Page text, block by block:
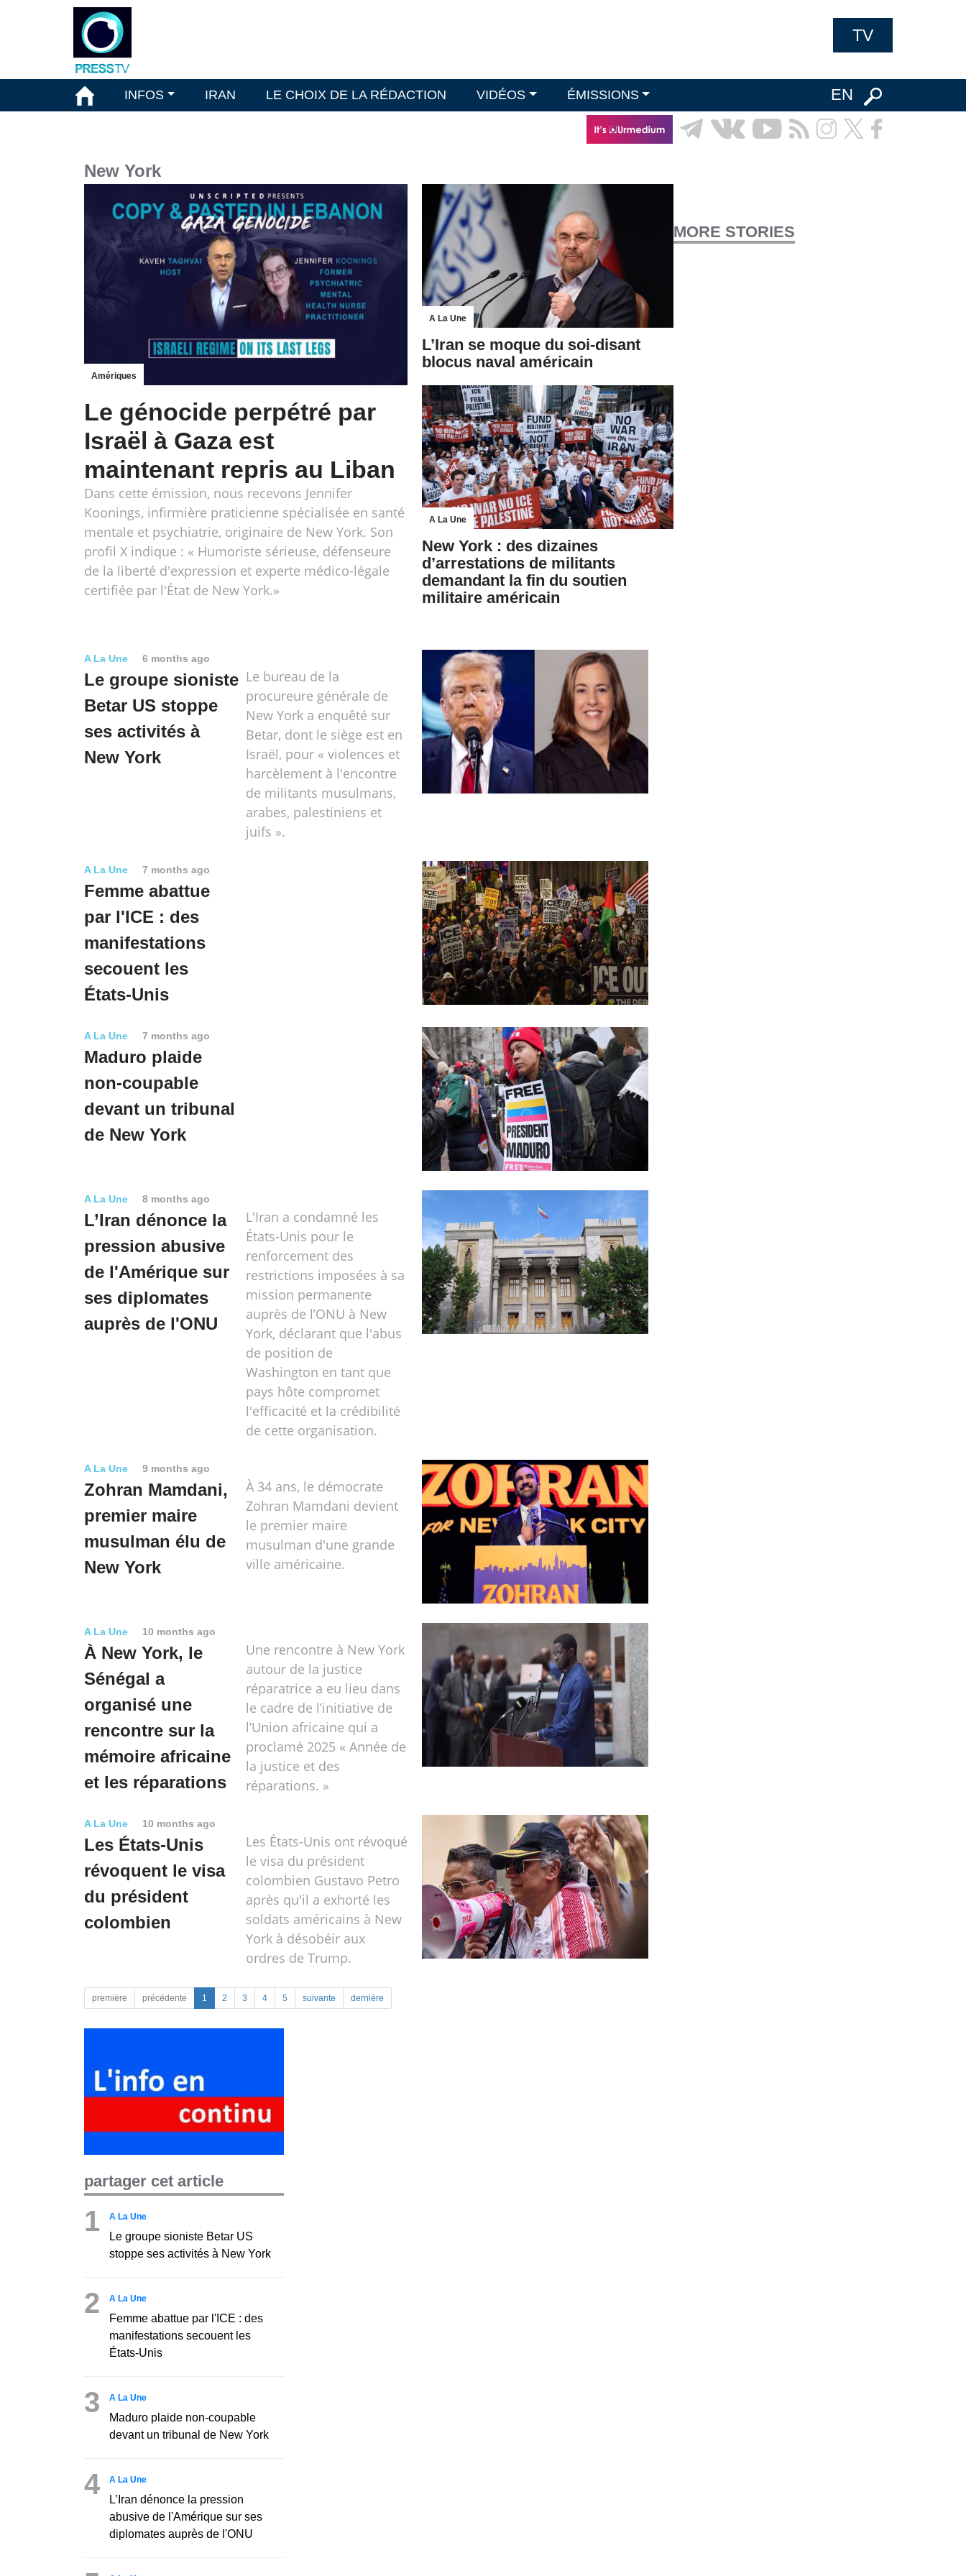
TV
INFOS IRAN LE CHOIX DE LA RÉDACTION VIDÉOS ÉMISSIONS EN
New York
Amériques
Le génocide perpétré par
Israël à Gaza est
maintenant repris au Liban
Dans cette émission, nous recevons Jennifer
Koonings, infirmière praticienne spécialisée en santé
mentale et psychiatrie, originaire de New York. Son
profil X indique : « Humoriste sérieuse, défenseure
de la liberté d'expression et experte médico-légale
certifiée par l'État de New York.»
A La Une
L’Iran se moque du soi-disant
blocus naval américain
A La Une
New York : des dizaines
d’arrestations de militants
demandant la fin du soutien
militaire américain
MORE STORIES
A La Une 6 months ago
Le groupe sioniste
Betar US stoppe
ses activités à
New York
Le bureau de la
procureure générale de
New York a enquêté sur
Betar, dont le siège est en
Israël, pour « violences et
harcèlement à l'encontre
de militants musulmans,
arabes, palestiniens et
juifs ».
A La Une 7 months ago
Femme abattue
par l'ICE : des
manifestations
secouent les
États-Unis
A La Une 7 months ago
Maduro plaide
non-coupable
devant un tribunal
de New York
A La Une 8 months ago
L’Iran dénonce la
pression abusive
de l'Amérique sur
ses diplomates
auprès de l'ONU
L'Iran a condamné les
États-Unis pour le
renforcement des
restrictions imposées à sa
mission permanente
auprès de l’ONU à New
York, déclarant que l'abus
de position de
Washington en tant que
pays hôte compromet
l'efficacité et la crédibilité
de cette organisation.
A La Une 9 months ago
Zohran Mamdani,
premier maire
musulman élu de
New York
À 34 ans, le démocrate
Zohran Mamdani devient
le premier maire
musulman d'une grande
ville américaine.
A La Une 10 months ago
À New York, le
Sénégal a
organisé une
rencontre sur la
mémoire africaine
et les réparations
Une rencontre à New York
autour de la justice
réparatrice a eu lieu dans
le cadre de l’initiative de
l’Union africaine qui a
proclamé 2025 « Année de
la justice et des
réparations. »
A La Une 10 months ago
Les États-Unis
révoquent le visa
du président
colombien
Les États-Unis ont révoqué
le visa du président
colombien Gustavo Petro
après qu'il a exhorté les
soldats américains à New
York à désobéir aux
ordres de Trump.
première précédente 1 2 3 4 5 suivante dernière
partager cet article
1 A La Une
Le groupe sioniste Betar US
stoppe ses activités à New York
2 A La Une
Femme abattue par l'ICE : des
manifestations secouent les
États-Unis
3 A La Une
Maduro plaide non-coupable
devant un tribunal de New York
4 A La Une
L’Iran dénonce la pression
abusive de l'Amérique sur ses
diplomates auprès de l'ONU